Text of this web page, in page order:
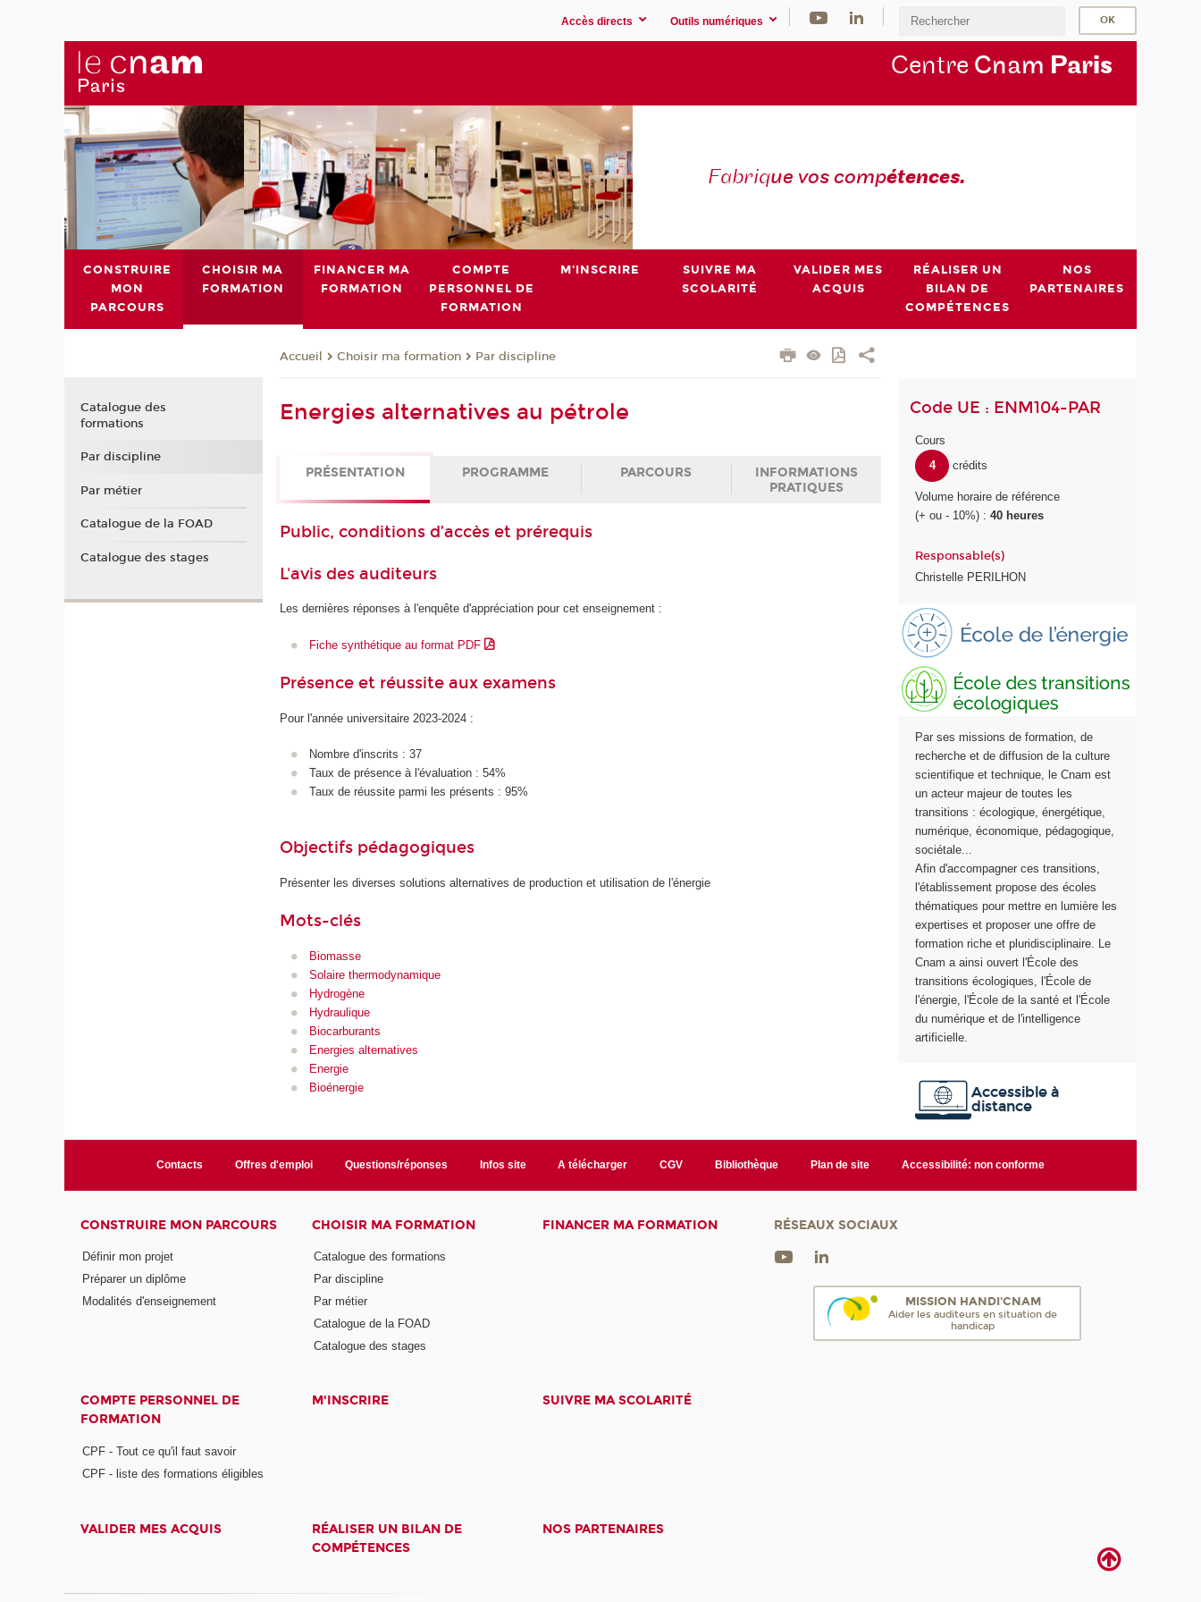
Accès directs Outils numériques
Centre Cnam Paris
Fabrique vos compétences.
CONSTRUIRE
MON
PARCOURS
CHOISIR MA
FORMATION
FINANCER MA
FORMATION
COMPTE
PERSONNEL DE
FORMATION
M'INSCRIRE
SUIVRE MA
SCOLARITÉ
VALIDER MES
ACQUIS
RÉALISER UN
BILAN DE
COMPÉTENCES
NOS
PARTENAIRES
Accueil Choisir ma formation Par discipline
Energies alternatives au pétrole
PRÉSENTATION PROGRAMME PARCOURS
INFORMATIONS
PRATIQUES
Public, conditions d’accès et prérequis
L'avis des auditeurs
Les dernières réponses à l'enquête d'appréciation pour cet enseignement :
Fiche synthétique au format PDF
Présence et réussite aux examens
Pour l'année universitaire 2023-2024 :
Nombre d'inscrits : 37
Taux de présence à l'évaluation : 54%
Taux de réussite parmi les présents : 95%
Objectifs pédagogiques
Présenter les diverses solutions alternatives de production et utilisation de l'énergie
Mots-clés
Biomasse
Solaire thermodynamique
Hydrogène
Hydraulique
Biocarburants
Energies alternatives
Energie
Bioénergie
Code UE : ENM104-PAR
Cours
4
crédits
Volume horaire de référence
(+ ou - 10%) :40 heures
Responsable(s)
Christelle PERILHON
c
i
Par ses missions de formation, de
recherche et de diffusion de la culture
scientifique et technique, le Cnam est
un acteur majeur de toutes les
transitions : écologique, énergétique,
numérique, économique, pédagogique,
sociétale...
Afin d'accompagner ces transitions,
l'établissement propose des écoles
thématiques pour mettre en lumière les
expertises et proposer une offre de
formation riche et pluridisciplinaire. Le
Cnam a ainsi ouvert l'École des
transitions écologiques, l'École de
l'énergie, l'École de la santé et l'École
du numérique et de l'intelligence
artificielle.
Accessible à
distance
Catalogue des
formations
Par discipline
Par métier
Catalogue de la FOAD
Catalogue des stages
Contacts Offres d'emploi Questions/réponses Infos site A télécharger CGV Bibliothèque Plan de site Accessibilité: non conforme
CONSTRUIRE MON PARCOURS
Définir mon projet
Préparer un diplôme
Modalités d'enseignement
CHOISIR MA FORMATION
Catalogue des formations
Par discipline
Par métier
Catalogue de la FOAD
Catalogue des stages
FINANCER MA FORMATION
COMPTE PERSONNEL DE
FORMATION
CPF - Tout ce qu'il faut savoir
CPF - liste des formations éligibles
M'INSCRIRE SUIVRE MA SCOLARITÉ
VALIDER MES ACQUIS
RÉALISER UN BILAN DE
COMPÉTENCES
NOS PARTENAIRES
RÉSEAUX SOCIAUX
MISSION HANDI'CNAM
Aider les auditeurs en situation de
handicap